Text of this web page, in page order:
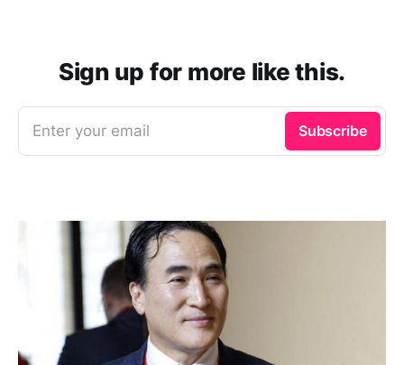
Sign up for more like this.
Enter your email Subscribe